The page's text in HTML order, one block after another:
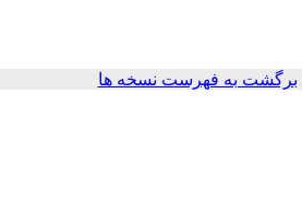
برگشت به فهرست نسخه ها